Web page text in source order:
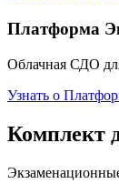
Платформа
Облачная СДО
Узнать о
Комплект